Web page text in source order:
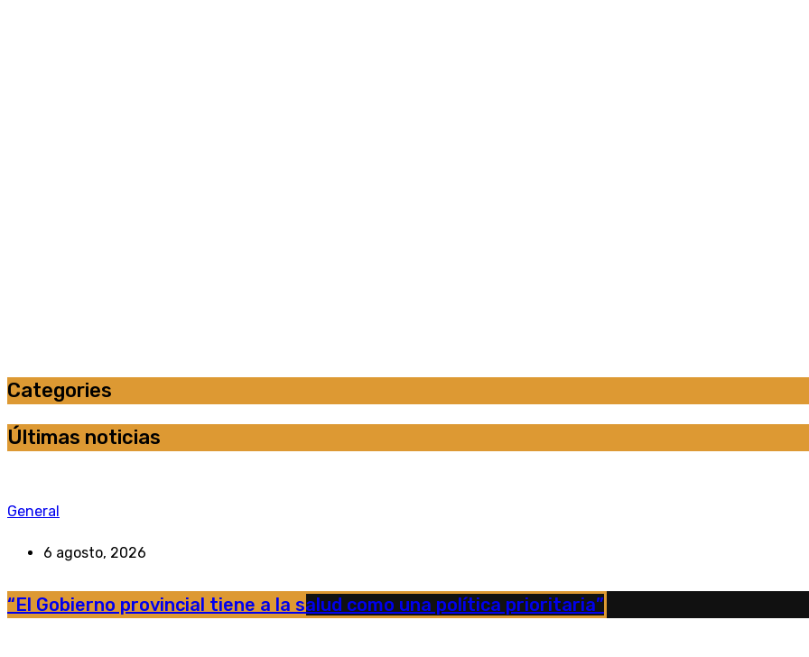
Categories
Últimas noticias
General
6 agosto, 2026
“El Gobierno provincial tiene a la salud como una política prioritaria”